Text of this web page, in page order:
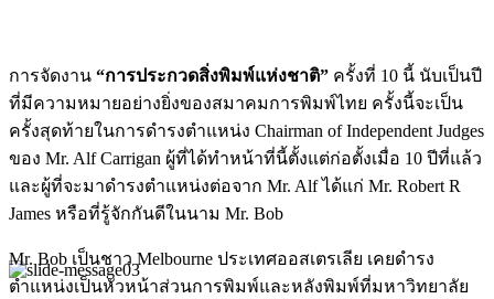
การจัดงาน “การประกวดสิ่งพิมพ์แห่งชาติ” ครั้งที่ 10 นี้ นับเป็นปี
ที่มีความหมายอย่างยิ่งของสมาคมการพิมพ์ไทย ครั้งนี้จะเป็น
ครั้งสุดท้ายในการดำรงตำแหน่ง Chairman of Independent Judges
ของ Mr. Alf Carrigan ผู้ที่ได้ทำหน้าที่นี้ตั้งแต่ก่อตั้งเมื่อ 10 ปีที่แล้ว
และผู้ที่จะมาดำรงตำแหน่งต่อจาก Mr. Alf ได้แก่ Mr. Robert R
James หรือที่รู้จักกันดีในนาม Mr. Bob
Mr. Bob เป็นชาว Melbourne ประเทศออสเตรเลีย เคยดำรง
ตำแหน่งเป็นหัวหน้าส่วนการพิมพ์และหลังพิมพ์ที่มหาวิทยาลัย